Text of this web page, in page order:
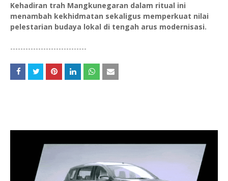
Kehadiran trah Mangkunegaran dalam ritual ini
menambah kekhidmatan sekaligus memperkuat nilai
pelestarian budaya lokal di tengah arus modernisasi.
------------------------------